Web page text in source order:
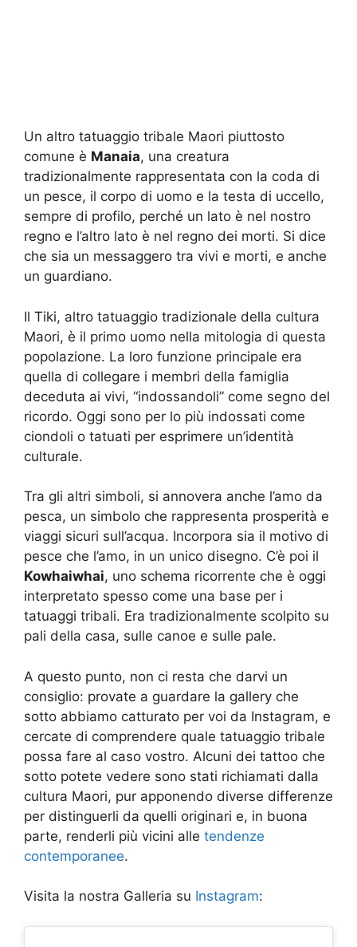
Un altro tatuaggio tribale Maori piuttosto
comune è Manaia, una creatura
tradizionalmente rappresentata con la coda di
un pesce, il corpo di uomo e la testa di uccello,
sempre di profilo, perché un lato è nel nostro
regno e l’altro lato è nel regno dei morti. Si dice
che sia un messaggero tra vivi e morti, e anche
un guardiano.
Il Tiki, altro tatuaggio tradizionale della cultura
Maori, è il primo uomo nella mitologia di questa
popolazione. La loro funzione principale era
quella di collegare i membri della famiglia
deceduta ai vivi, “indossandoli” come segno del
ricordo. Oggi sono per lo più indossati come
ciondoli o tatuati per esprimere un’identità
culturale.
Tra gli altri simboli, si annovera anche l’amo da
pesca, un simbolo che rappresenta prosperità e
viaggi sicuri sull’acqua. Incorpora sia il motivo di
pesce che l’amo, in un unico disegno. C’è poi il
Kowhaiwhai, uno schema ricorrente che è oggi
interpretato spesso come una base per i
tatuaggi tribali. Era tradizionalmente scolpito su
pali della casa, sulle canoe e sulle pale.
A questo punto, non ci resta che darvi un
consiglio: provate a guardare la gallery che
sotto abbiamo catturato per voi da Instagram, e
cercate di comprendere quale tatuaggio tribale
possa fare al caso vostro. Alcuni dei tattoo che
sotto potete vedere sono stati richiamati dalla
cultura Maori, pur apponendo diverse differenze
per distinguerli da quelli originari e, in buona
parte, renderli più vicini alle tendenze
contemporanee.
Visita la nostra Galleria su Instagram: